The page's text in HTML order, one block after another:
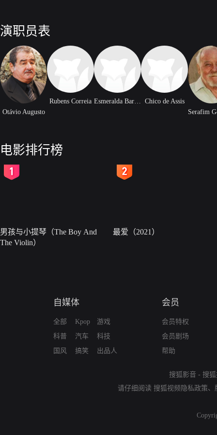
演职员表
Otávio Augusto
Rubens Correia Esmeralda Barros Chico de Assis
电影排行榜
男孩与小提琴（The Boy And
The Violin）
最爱（2021）
自媒体
全部
科普
国风
Kpop
汽车
搞笑
游戏
科技
出品人
会员
会员特权
会员剧场
帮助
搜狐影音 - 搜
请仔细阅读 搜狐视频隐私政策、